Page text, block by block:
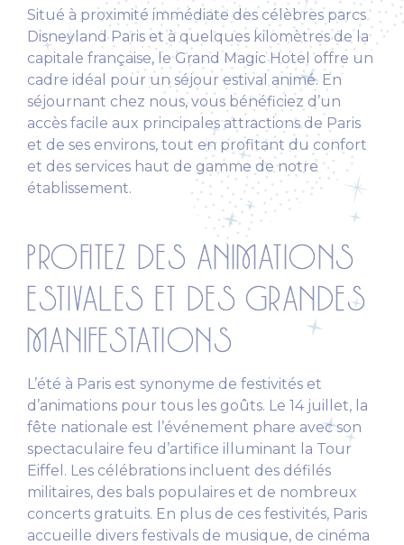
Situé à proximité immédiate des célèbres parcs
Disneyland Paris et à quelques kilomètres de la
capitale française, le Grand Magic Hotel offre un
cadre idéal pour un séjour estival animé. En
séjournant chez nous, vous bénéficiez d’un
accès facile aux principales attractions de Paris
et de ses environs, tout en profitant du confort
et des services haut de gamme de notre
établissement.
PROFITEZ DES ANIMATIONS
ESTIVALES ET DES GRANDES
MANIFESTATIONS
L’été à Paris est synonyme de festivités et
d’animations pour tous les goûts. Le 14 juillet, la
fête nationale est l’événement phare avec son
spectaculaire feu d’artifice illuminant la Tour
Eiffel. Les célébrations incluent des défilés
militaires, des bals populaires et de nombreux
concerts gratuits. En plus de ces festivités, Paris
accueille divers festivals de musique, de cinéma